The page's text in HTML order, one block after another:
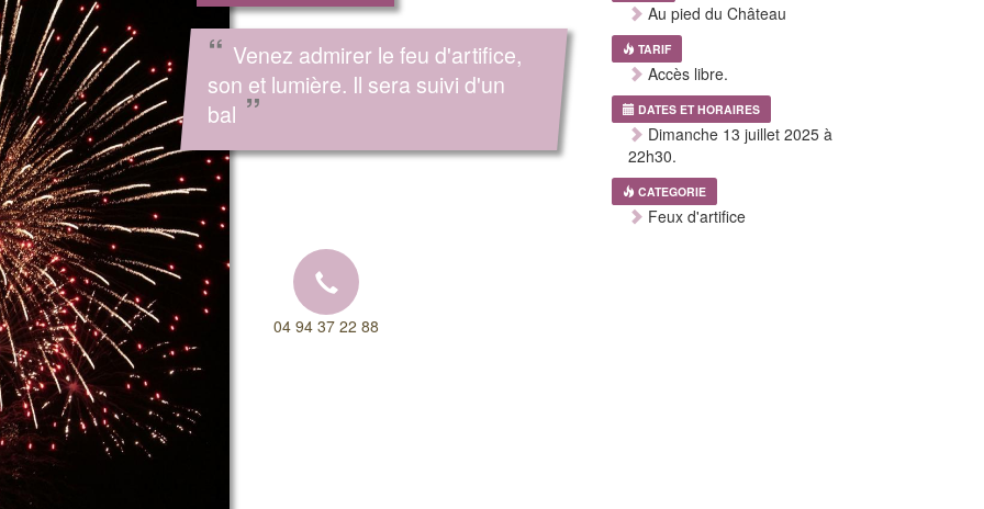
“ Venez admirer le feu d'artifice,
son et lumière. Il sera suivi d'un
bal ”
Au pied du Château
TARIF
Accès libre.
DATES ET HORAIRES
Dimanche 13 juillet 2025 à
22h30.
CATEGORIE
Feux d'artifice
04 94 37 22 88